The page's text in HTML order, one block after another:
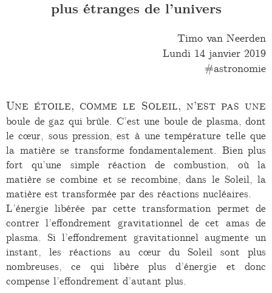
plus étranges de l’univers
Timo van Neerden
Lundi 14 janvier 2019
astronomie
Une étoile, comme le Soleil, n’est pas une
boule de gaz qui brûle. C’est une boule de plasma, dont
le cœur, sous pression, est à une température telle que
la matière se transforme fondamentalement. Bien plus
fort qu’une simple réaction de combustion, où la
matière se combine et se recombine, dans le Soleil, la
matière est transformée par des réactions nucléaires.
L’énergie libérée par cette transformation permet de
contrer l’effondrement gravitationnel de cet amas de
plasma. Si l’effondrement gravitationnel augmente un
instant, les réactions au cœur du Soleil sont plus
nombreuses, ce qui libère plus d’énergie et donc
compense l’effondrement d’autant plus.